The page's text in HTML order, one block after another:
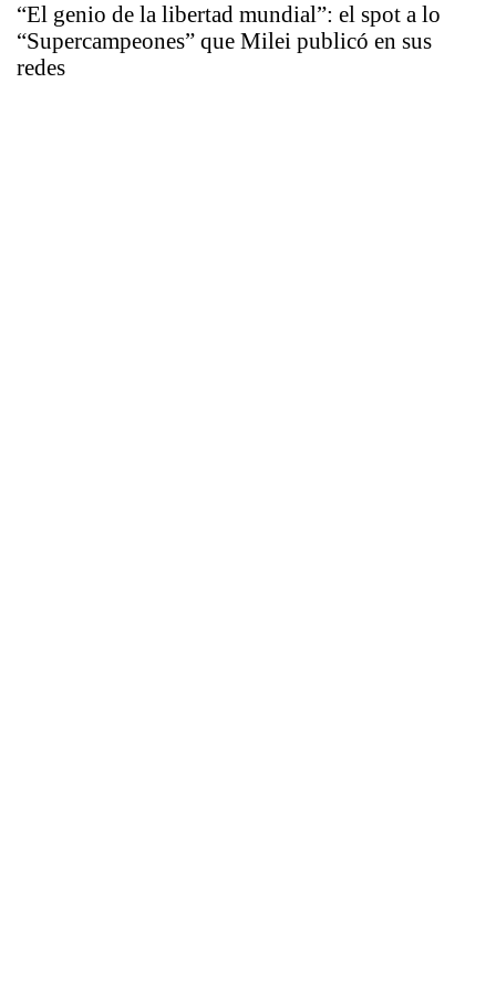
“El genio de la libertad mundial”: el spot a lo
“Supercampeones” que Milei publicó en sus
redes